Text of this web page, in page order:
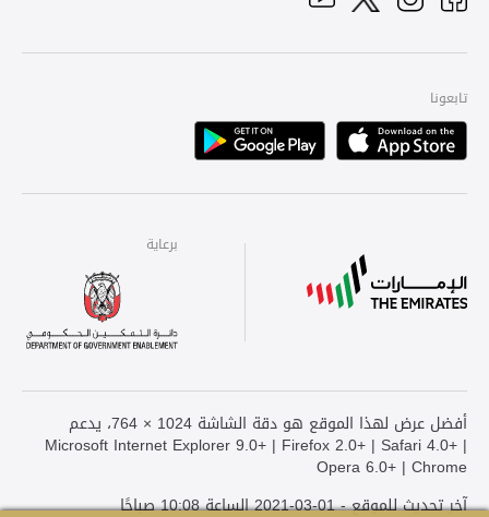
Facebook
Instagram
Twitter
YouTube
تابعونا
Apple
Playstore
برعاية
برعاية
أفضل عرض لهذا الموقع هو دقة الشاشة 1024 × 764، يدعم
Microsoft Internet Explorer 9.0+ | Firefox 2.0+ | Safari 4.0+ |
Opera 6.0+ | Chrome
آخر تحديث للموقع - 01-03-2021 الساعة 10:08 صباحًا